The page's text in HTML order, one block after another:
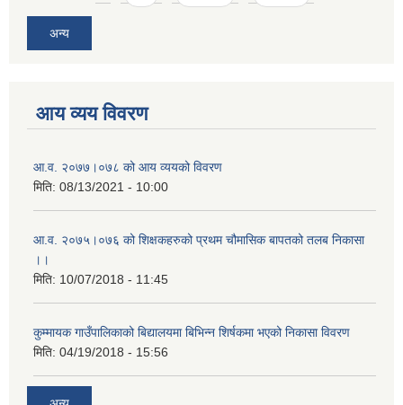
अन्य
आय व्यय विवरण
आ.व. २०७७।०७८ को आय व्ययको विवरण
मिति: 08/13/2021 - 10:00
आ.व. २०७५।०७६ को शिक्षकहरुको प्रथम चौमासिक बापतको तलब निकासा
।।
मिति: 10/07/2018 - 11:45
कुम्मायक गाउँपालिकाको बिद्यालयमा बिभिन्न शिर्षकमा भएको निकासा विवरण
मिति: 04/19/2018 - 15:56